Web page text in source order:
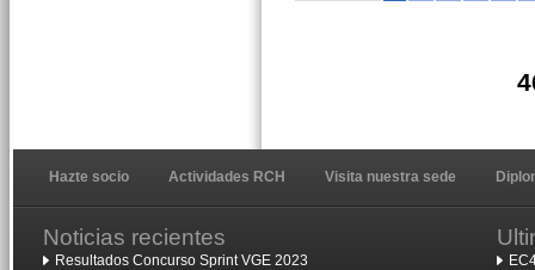
Hazte socio Actividades RCH Visita nuestra sede
Noticias recientes
Resultados Concurso Sprint VGE 2023